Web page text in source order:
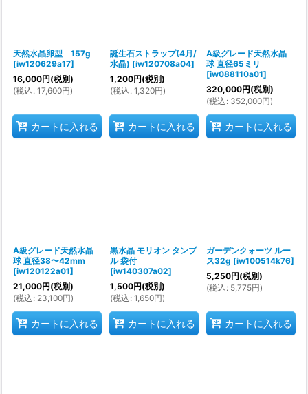
天然水晶卵型 157g
[iw120629a17]
16,000円(税別)
(税込 : 17,600円)
カートに入れる
誕生石ストラップ(4月/
水晶) [iw120708a04]
1,200円(税別)
(税込 : 1,320円)
カートに入れる
A級グレード天然水晶
球 直径65ミリ
[iw088110a01]
320,000円(税別)
(税込 : 352,000円)
カートに入れる
A級グレード天然水晶
球 直径38〜42mm
[iw120122a01]
21,000円(税別)
(税込 : 23,100円)
カートに入れる
黒水晶 モリオン タンブ
ル 袋付
[iw140307a02]
1,500円(税別)
(税込 : 1,650円)
カートに入れる
ガーデンクォーツ ルー
ス32g [iw100514k76]
5,250円(税別)
(税込 : 5,775円)
カートに入れる